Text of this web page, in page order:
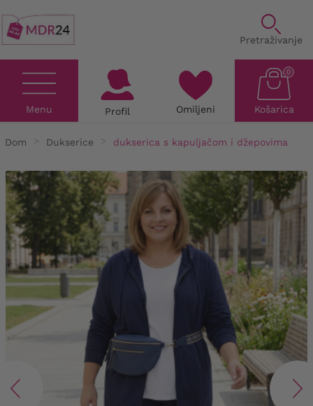
Pretraživanje
Menu Profil Omiljeni Košarica
0
Dom Dukserice dukserica s kapuljačom i džepovima